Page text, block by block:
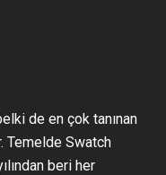
de en çok tanınan
Temelde Swatch
beri her